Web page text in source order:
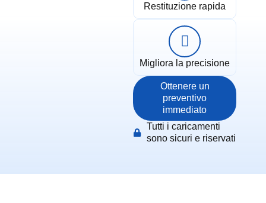
Restituzione rapida
Migliora la precisione
Ottenere un
preventivo
immediato
Tutti i caricamenti
sono sicuri e riservati